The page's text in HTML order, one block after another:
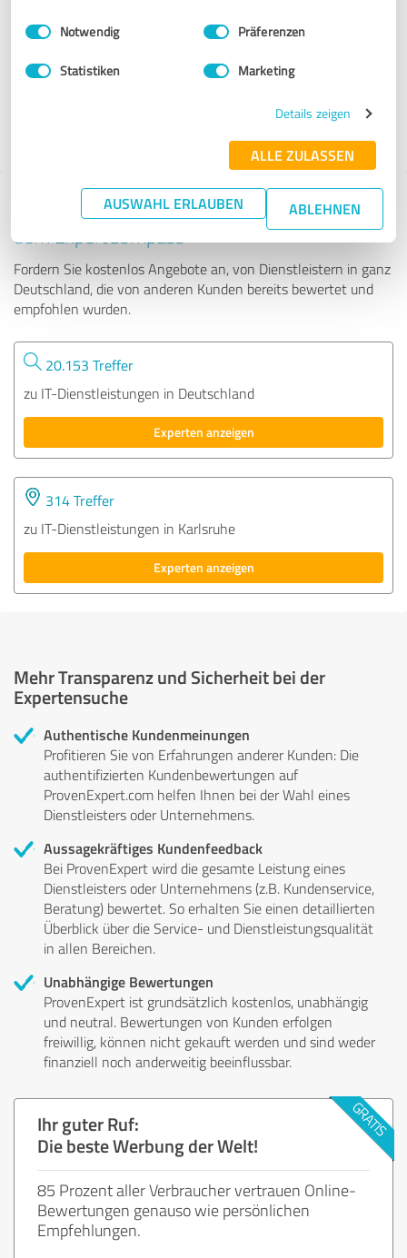
Impressum Datenschutzbestimmungen
Einwilligungsauswahl
Notwendig Präferenzen
Statistiken Marketing
Details zeigen
ALLE ZULASSEN
AUSWAHL ERLAUBEN ABLEHNEN
allegra
Tipp: Die passenden Experten finden - mit
dem ExpertCompass
Fordern Sie kostenlos Angebote an, von Dienstleistern in ganz
Deutschland, die von anderen Kunden bereits bewertet und
empfohlen wurden.
20.153 Treffer
zu IT-Dienstleistungen in Deutschland
Experten anzeigen
314 Treffer
zu IT-Dienstleistungen in Karlsruhe
Experten anzeigen
Mehr Transparenz und Sicherheit bei der
Expertensuche
Authentische Kundenmeinungen
Profitieren Sie von Erfahrungen anderer Kunden: Die
authentifizierten Kundenbewertungen auf
ProvenExpert.com helfen Ihnen bei der Wahl eines
Dienstleisters oder Unternehmens.
Aussagekräftiges Kundenfeedback
Bei ProvenExpert wird die gesamte Leistung eines
Dienstleisters oder Unternehmens (z.B. Kundenservice,
Beratung) bewertet. So erhalten Sie einen detaillierten
Überblick über die Service- und Dienstleistungsqualität
in allen Bereichen.
Unabhängige Bewertungen
ProvenExpert ist grundsätzlich kostenlos, unabhängig
und neutral. Bewertungen von Kunden erfolgen
freiwillig, können nicht gekauft werden und sind weder
finanziell noch anderweitig beeinflussbar.
Ihr guter Ruf:
Die beste Werbung der Welt!
85 Prozent aller Verbraucher vertrauen Online-
Bewertungen genauso wie persönlichen
Empfehlungen.